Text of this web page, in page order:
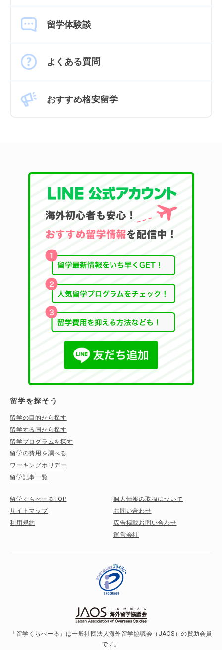
留学体験談
よくある質問
おすすめ格安留学
留学を探そう
留学の目的から探す
留学する国から探す
留学プログラムを探す
留学の費用を調べる
ワーキングホリデー
留学記事一覧
留学くらべーるTOP
サイトマップ
利用規約
個人情報の取扱について
お問い合わせ
広告掲載お問い合わせ
運営会社
「留学くらべーる」は一般社団法人海外留学協議会（JAOS）の賛助会員
です。